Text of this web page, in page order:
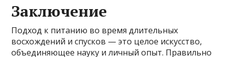
Заключение
Подход к питанию во время длительных
восхождений и спусков — это целое искусство,
объединяющее науку и личный опыт. Правильно